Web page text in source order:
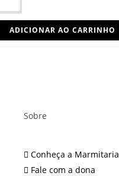
ADICIONAR AO CARRINHO
Sobre
Conheça a Marmitaria
Fale com a dona